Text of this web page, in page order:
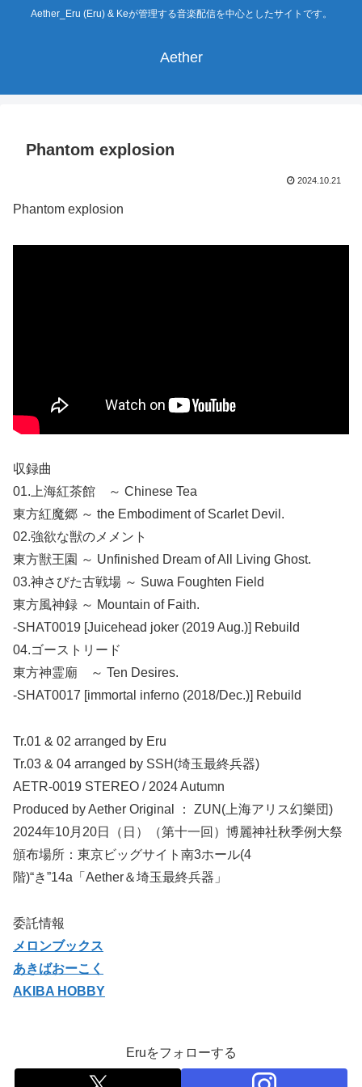
Aether_Eru (Eru) & Keが管理する音楽配信を中心としたサイトです。
Aether
Phantom explosion
2024.10.21
Phantom explosion
収録曲
01.上海紅茶館 ～ Chinese Tea
東方紅魔郷 ～ the Embodiment of Scarlet Devil.
02.強欲な獣のメメント
東方獣王園 ～ Unfinished Dream of All Living Ghost.
03.神さびた古戦場 ～ Suwa Foughten Field
東方風神録 ～ Mountain of Faith.
-SHAT0019 [Juicehead joker (2019 Aug.)] Rebuild
04.ゴーストリード
東方神霊廟 ～ Ten Desires.
-SHAT0017 [immortal inferno (2018/Dec.)] Rebuild
Tr.01 & 02 arranged by Eru
Tr.03 & 04 arranged by SSH(埼玉最終兵器)
AETR-0019 STEREO / 2024 Autumn
Produced by Aether Original ： ZUN(上海アリス幻樂団)
2024年10月20日（日）（第十一回）博麗神社秋季例大祭
頒布場所：東京ビッグサイト南3ホール(4
階)“き”14a「Aether＆埼玉最終兵器」
委託情報
メロンブックス
あきばおーこく
AKIBA HOBBY
Eruをフォローする